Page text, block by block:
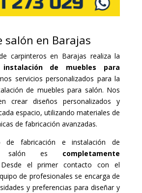
salón en Barajas
carpinteros en Barajas realiza la
de muebles para
servicios personalizados para la
de muebles para salón. Nos
crear diseños personalizados y
espacio, utilizando materiales de
de fabricación avanzadas.
de fabricación e instalación de
salón es completamente
el primer contacto con el
de profesionales se encarga de
y preferencias para diseñar y